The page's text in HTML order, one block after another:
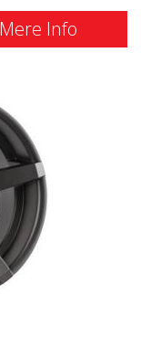
Mere Info